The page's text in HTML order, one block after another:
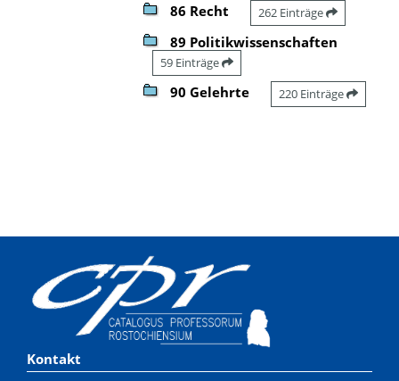
86 Recht 262 Einträge
89 Politikwissenschaften
59 Einträge
90 Gelehrte 220 Einträge
Kontakt